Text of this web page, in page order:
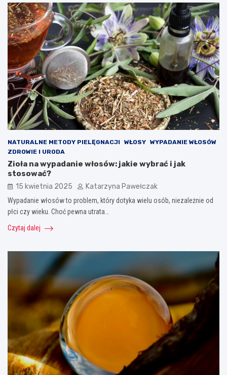
NATURALNE METODY PIELĘGNACJI WŁOSY WYPADANIE WŁOSÓW
ZDROWIE I URODA
Zioła na wypadanie włosów: jakie wybrać i jak
stosować?
15 kwietnia 2025 Katarzyna Pawełczak
Wypadanie włosów to problem, który dotyka wielu osób, niezależnie od
płci czy wieku. Choć pewna utrata…
Czytaj dalej